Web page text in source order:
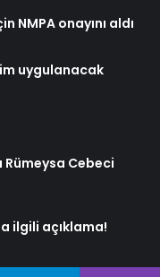
NMPA onayını aldı
uygulanacak
Cebeci
ilgili açıklama!